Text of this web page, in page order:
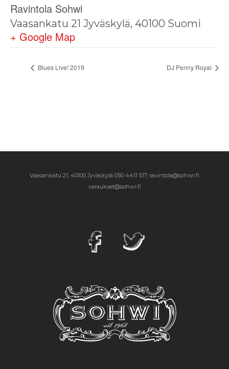
Ravintola Sohwi
Vaasankatu 21 Jyväskylä, 40100 Suomi
+ Google Map
Blues Live! 2019 DJ Penny Royal
Vaasankatu 21, 40100 Jyväskylä 050 4411 517, ravintola@sohwi.fi
varaukset@sohwi.fi